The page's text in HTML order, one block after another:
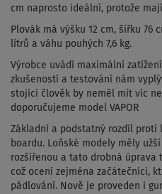
cm naprosto ideální, protože
Plovák má výšku 12 cm, šířku 76
litrů a váhu pouhých 7,6 kg.
Výrobce uvádí maximální
zkušeností a testování nám
stojící člověk by neměl mít víc
doporučujeme model VAPOR
Základní a podstatný rozdíl proti
boardu. Loňské modely měly
rozšířenou a tato drobná
což ocení zejména začátečníci,
pádlování. Nově je proveden i